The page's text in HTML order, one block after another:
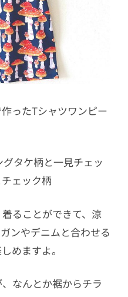
ったTシャツワンピー
グタケ柄と一見チェッ
ェック柄
ることができて、涼
ンやデニムと合わせる
めますよ。
なんとか裾からチラ